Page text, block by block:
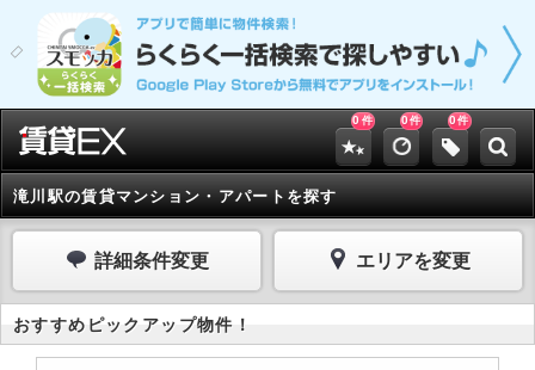
0 件 0件 0件
滝川駅の賃貸マンション・アパートを探す
詳細条件変更 エリアを変更
おすすめピックアップ物件！